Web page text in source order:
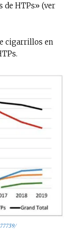
de HTPs» (ver
cigarrillos en